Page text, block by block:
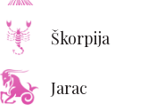
Škorpija
Jarac